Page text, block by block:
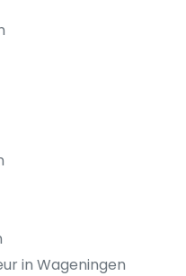
in Wageningen